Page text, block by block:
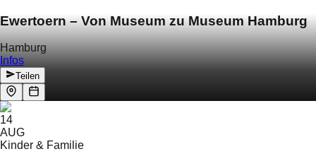
Ewertoern – Von Museum zu Museum Hamburg
Hamburg
Infos
Teilen
14
AUG
Kinder & Familie